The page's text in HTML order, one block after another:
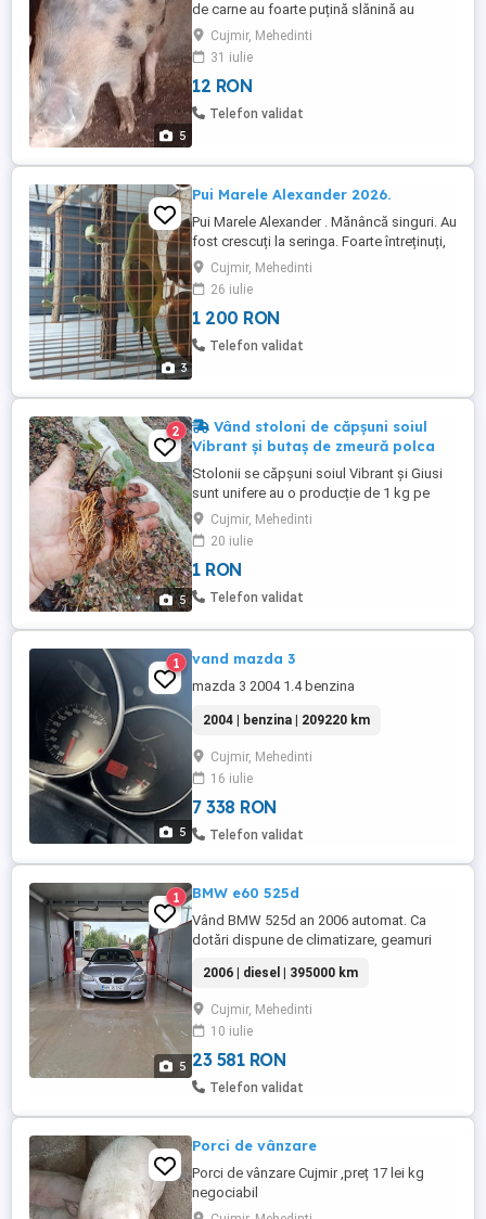
5
de carne au foarte puțină slănină au
greutatea intre 100 și 300kg porcii se află
în comuna Cujmir judetul mh Oferim
transport pe raza de 100 km Prețul este
intre 12 și 15 lei pe kg Relații la telefon
Cujmir, Mehedinti
31 iulie
12 RON
Telefon validat
3
Pui Marele Alexander 2026.
Pui Marele Alexander . Mănâncă singuri. Au
fost crescuți la seringa. Foarte întreținuți,
arata impecabil din orice punct de vedere.
Cujmir, Mehedinti
26 iulie
1 200 RON
Telefon validat
5
2
Vând stoloni de căpșuni soiul
Vibrant și butaș de zmeură polca
Stolonii se căpșuni soiul Vibrant și Giusi
sunt unifere au o producție de 1 kg pe
plantă, fructele sunt mari și gustoase se
coc în luna mai prețul este între 0, 80 ---2lei
în funcție de cantitate și stoloni cu
rădăcină goală și cu pământ în Alveole
Butașii de zmeură polca costă 2 lei buc
Cujmir, Mehedinti
20 iulie
1 RON
Telefon validat
5
1 vand mazda 3
mazda 3 2004 1.4 benzina
2004 | benzina | 209220 km
Cujmir, Mehedinti
16 iulie
7 338 RON
Telefon validat
5
1 BMW e60 525d
Vând BMW 525d an 2006 automat. Ca
dotări dispune de climatizare, geamuri
faruri, pilot automat și încălzire în scaune,
toate perfect funcționale. Actele sunt
valabile, ofer fiscal. Mai multe detalii:0 7 5
9 8 2 8 4 2 4 . Pret:4500euro ...
2006 | diesel | 395000 km
Cujmir, Mehedinti
10 iulie
23 581 RON
Telefon validat
Porci de vânzare
Porci de vânzare Cujmir ,preț 17 lei kg
negociabil